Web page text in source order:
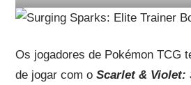
Os jogadores de Pokémon TCG
de jogar com o Scarlet & Violet: